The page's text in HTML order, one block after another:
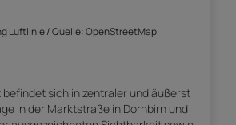
Luftlinie / Quelle: OpenStreetMap
sich in zentraler und äußerst
in der Marktstraße in Dornbirn und